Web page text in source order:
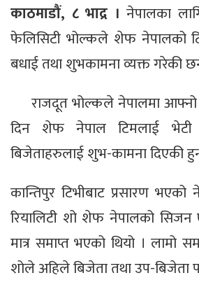
काठमाडौं, ८ भाद्र । नेपालका
फेलिसिटी भोल्कले शेफ नेपालको
बधाई तथा शुभकामना व्यक्त गरेकी
राजदूत भोल्कले नेपालमा आफ्नो
दिन शेफ नेपाल टिमलाई भेटी
बिजेताहरुलाई शुभ-कामना दिएकी
कान्तिपुर टिभीबाट प्रसारण
रियालिटी शो शेफ नेपालको
मात्र समाप्त भएको थियो । लामो
शोले अहिले बिजेता तथा उप-बिजेता